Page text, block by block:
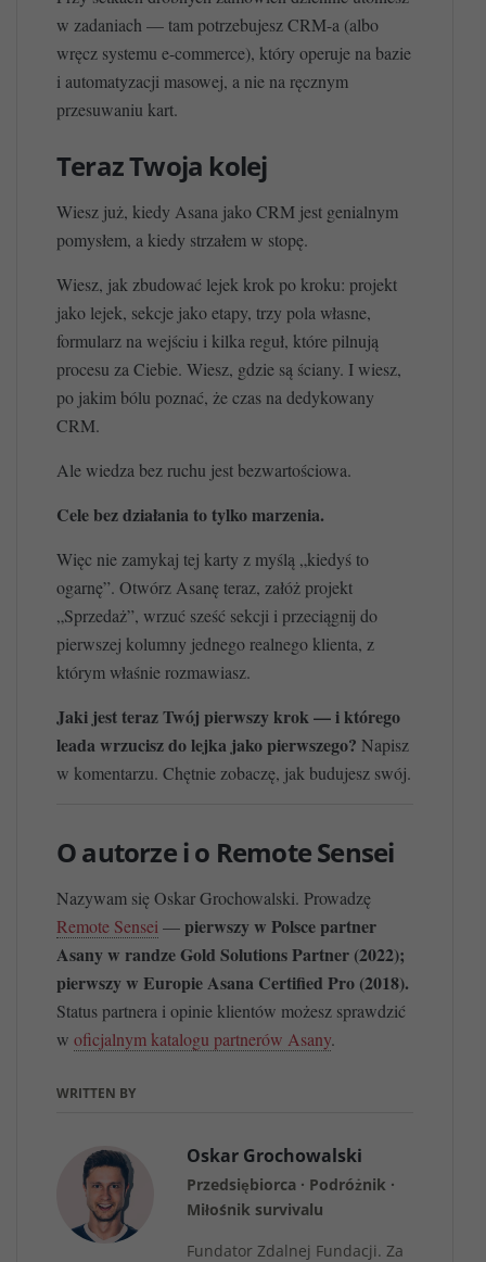
w zadaniach — tam potrzebujesz CRM-a (albo
wręcz systemu e-commerce), który operuje na bazie
i automatyzacji masowej, a nie na ręcznym
przesuwaniu kart.
Teraz Twoja kolej
Wiesz już, kiedy Asana jako CRM jest genialnym
pomysłem, a kiedy strzałem w stopę.
Wiesz, jak zbudować lejek krok po kroku: projekt
jako lejek, sekcje jako etapy, trzy pola własne,
formularz na wejściu i kilka reguł, które pilnują
procesu za Ciebie. Wiesz, gdzie są ściany. I wiesz,
po jakim bólu poznać, że czas na dedykowany
CRM.
Ale wiedza bez ruchu jest bezwartościowa.
Cele bez działania to tylko marzenia.
Więc nie zamykaj tej karty z myślą „kiedyś to
ogarnę”. Otwórz Asanę teraz, załóż projekt
„Sprzedaż”, wrzuć sześć sekcji i przeciągnij do
pierwszej kolumny jednego realnego klienta, z
którym właśnie rozmawiasz.
Jaki jest teraz Twój pierwszy krok — i którego
leada wrzucisz do lejka jako pierwszego? Napisz
w komentarzu. Chętnie zobaczę, jak budujesz swój.
O autorze i o Remote Sensei
Nazywam się Oskar Grochowalski. Prowadzę
Remote Sensei —pierwszy w Polsce partner
Asany w randze Gold Solutions Partner (2022);
pierwszy w Europie Asana Certified Pro (2018).
Status partnera i opinie klientów możesz sprawdzić
w oficjalnym katalogu partnerów Asany.
WRITTEN BY
Oskar Grochowalski
Przedsiębiorca · Podróżnik ·
Miłośnik survivalu
Fundator Zdalnej Fundacji. Za